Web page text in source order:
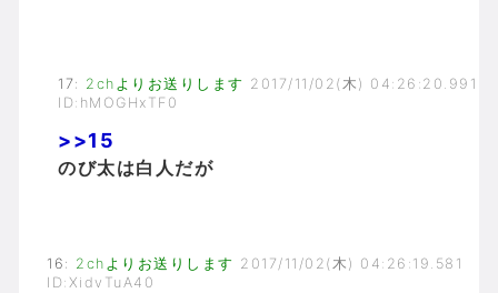
17: 2chよりお送りします 2017/11/02(木) 04:26:20.991
ID:hMOGHxTF0
>>15
のび太は白人だが
16 : 2chよりお送りします 2017/11/02(木) 04:26:19.581
ID:XidvTuA40